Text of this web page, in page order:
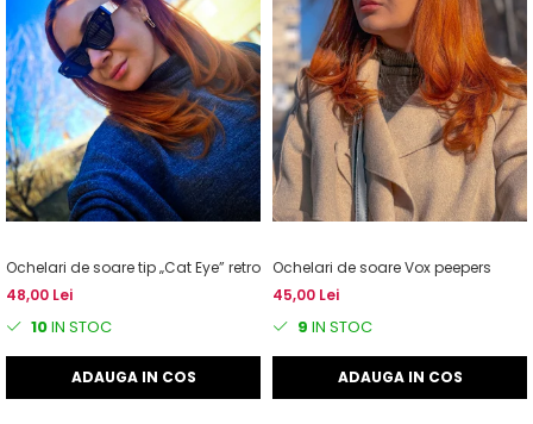
Ochelari de soare tip „Cat Eye” retro
48,00 Lei
10IN STOC
ADAUGA IN COS
Ochelari de soare Vox peepers
45,00 Lei
9 IN STOC
ADAUGA IN COS